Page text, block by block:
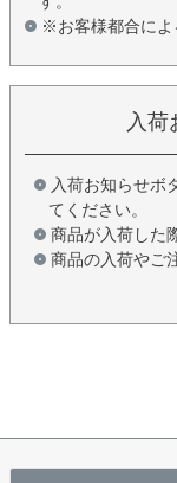
※お客様都合によ
入荷
入荷お知らせボ
てください。
商品が入荷した
商品の入荷やご